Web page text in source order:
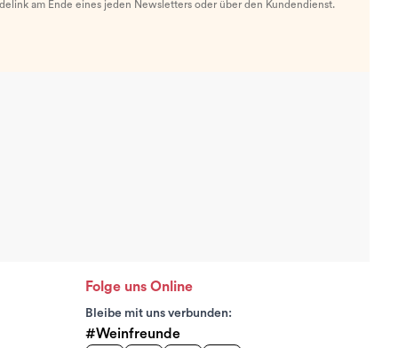
am Ende eines jeden Newsletters oder über den Kundendienst.
Folge uns Online
Bleibe mit uns verbunden:
#Weinfreunde